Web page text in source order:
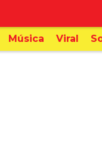
Música Viral